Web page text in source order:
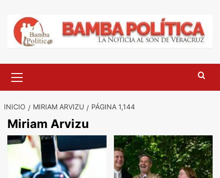
contenido
principal
INICIO MIRIAM ARVIZU PÁGINA 1,144
Miriam Arvizu